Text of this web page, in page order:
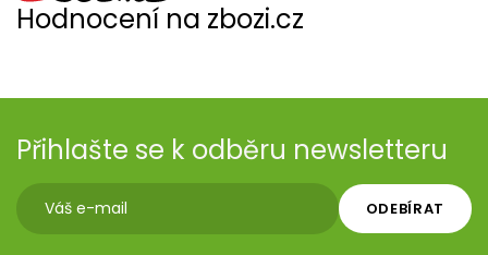
Hodnocení na zbozi.cz
Přihlašte se k odběru newsletteru
ODEBÍRAT